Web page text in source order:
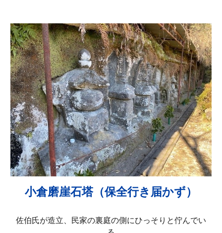
小倉磨崖石塔（保全行き届かず）
佐伯氏が造立、民家の裏庭の側にひっそりと佇んでい